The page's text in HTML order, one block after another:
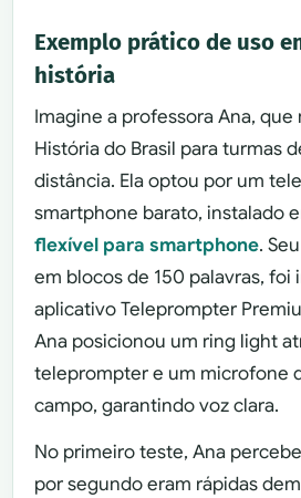
Exemplo prático de uso
história
Imagine a professora Ana, que
História do Brasil para turmas
distância. Ela optou por um
smartphone barato, instalado
flexível para smartphone.
em blocos de 150 palavras, foi
aplicativo Teleprompter
Ana posicionou um ring light
teleprompter e um microfone
campo, garantindo voz clara.
No primeiro teste, Ana
por segundo eram rápidas